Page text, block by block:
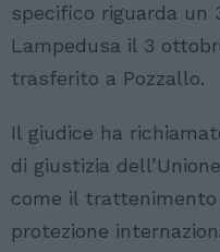
specifico riguarda un
Lampedusa il 3
trasferito a Pozzallo.
Il giudice ha
di giustizia
come il
protezione